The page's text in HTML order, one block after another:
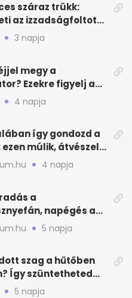
száraz trükk:
az izzadságfoltot
a matracról
3 napja
megy a
Ezekre figyelj a
alvásnál
4 napja
így gondozd a
múlik, átvészeli-
4 napja
a
napégés a
mit tehetsz most?
5 napja
szag a hűtőben
Így szüntetheted
5 napja